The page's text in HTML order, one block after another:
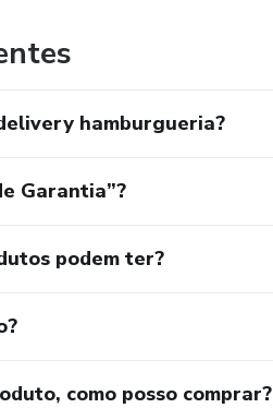
hamburgueria?
Garantia”?
podem ter?
como posso comprar?